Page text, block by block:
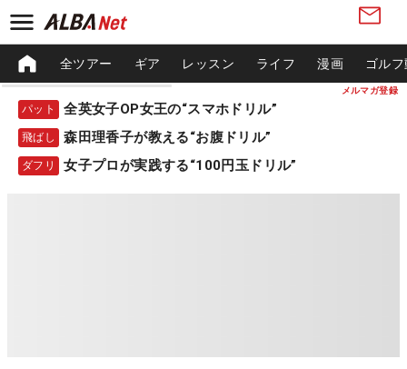
メルマガ登録
全ツアー ギア レッスン ライフ 漫画 ゴル
パット 全英女子OP女王の“スマホドリル”
飛ばし 森田理香子が教える“お腹ドリル”
ダフリ 女子プロが実践する“100円玉ドリル”